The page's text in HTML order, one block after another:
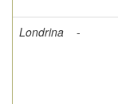
Londrina -